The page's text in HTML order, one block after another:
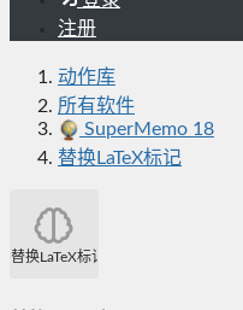
注册
动作库
所有软件
SuperMemo 18
替换LaTeX标记
替换LaTeX标记